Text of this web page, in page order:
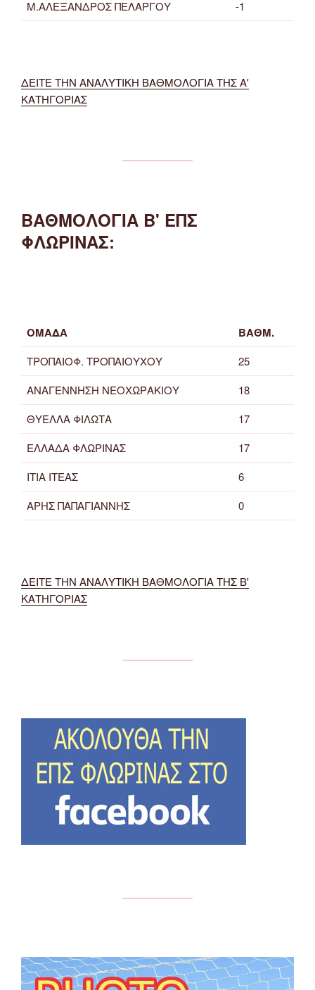
Μ.ΑΛΕΞΑΝΔΡΟΣ ΠΕΛΑΡΓΟΥ -1
ΔΕΙΤΕ ΤΗΝ ΑΝΑΛΥΤΙΚΗ ΒΑΘΜΟΛΟΓΙΑ ΤΗΣ Α'
ΚΑΤΗΓΟΡΙΑΣ
ΒΑΘΜΟΛΟΓΙΑ Β' ΕΠΣ
ΦΛΩΡΙΝΑΣ:
ΟΜΑΔΑ ΒΑΘΜ.
ΤΡΟΠΑΙΟΦ. ΤΡΟΠΑΙΟΥΧΟΥ
25
ΑΝΑΓΕΝΝΗΣΗ ΝΕΟΧΩΡΑΚΙΟΥ
18
ΘΥΕΛΛΑ ΦΙΛΩΤΑ
17
ΕΛΛΑΔΑ ΦΛΩΡΙΝΑΣ
17
ΙΤΙΑ ΙΤΕΑΣ
6
ΑΡΗΣ ΠΑΠΑΓΙΑΝΝΗΣ
0
ΔΕΙΤΕ ΤΗΝ ΑΝΑΛΥΤΙΚΗ ΒΑΘΜΟΛΟΓΙΑ ΤΗΣ Β'
ΚΑΤΗΓΟΡΙΑΣ